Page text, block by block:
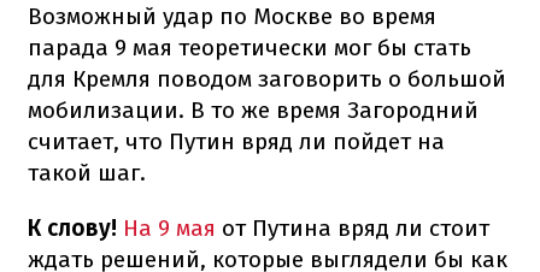
Возможный удар по Москве во время
парада 9 мая теоретически мог бы стать
для Кремля поводом заговорить о большой
мобилизации. В то же время Загородний
считает, что Путин вряд ли пойдет на
такой шаг.
К слову! На 9 мая от Путина вряд ли стоит
ждать решений, которые выглядели бы как